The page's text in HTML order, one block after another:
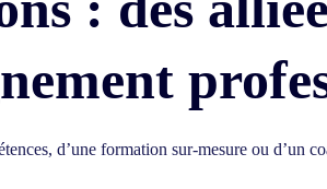
, d’une formation sur-mesure ou d’un